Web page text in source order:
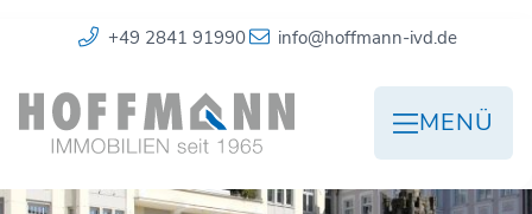
+49 2841 91990 info@hoffmann-ivd.de
MENÜ